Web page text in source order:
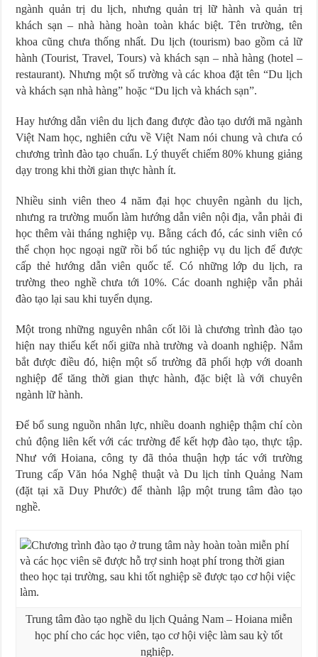
ngành quản trị du lịch, nhưng quản trị lữ hành và quản trị
khách sạn – nhà hàng hoàn toàn khác biệt. Tên trường, tên
khoa cũng chưa thống nhất. Du lịch (tourism) bao gồm cả lữ
hành (Tourist, Travel, Tours) và khách sạn – nhà hàng (hotel –
restaurant). Nhưng một số trường và các khoa đặt tên “Du lịch
và khách sạn nhà hàng” hoặc “Du lịch và khách sạn”.
Hay hướng dẫn viên du lịch đang được đào tạo dưới mã ngành
Việt Nam học, nghiên cứu về Việt Nam nói chung và chưa có
chương trình đào tạo chuẩn. Lý thuyết chiếm 80% khung giảng
dạy trong khi thời gian thực hành ít.
Nhiều sinh viên theo 4 năm đại học chuyên ngành du lịch,
nhưng ra trường muốn làm hướng dẫn viên nội địa, vẫn phải đi
học thêm vài tháng nghiệp vụ. Bằng cách đó, các sinh viên có
thể chọn học ngoại ngữ rồi bổ túc nghiệp vụ du lịch để được
cấp thẻ hướng dẫn viên quốc tế. Có những lớp du lịch, ra
trường theo nghề chưa tới 10%. Các doanh nghiệp vẫn phải
đào tạo lại sau khi tuyển dụng.
Một trong những nguyên nhân cốt lõi là chương trình đào tạo
hiện nay thiếu kết nối giữa nhà trường và doanh nghiệp. Nắm
bắt được điều đó, hiện một số trường đã phối hợp với doanh
nghiệp để tăng thời gian thực hành, đặc biệt là với chuyên
ngành lữ hành.
Để bổ sung nguồn nhân lực, nhiều doanh nghiệp thậm chí còn
chủ động liên kết với các trường để kết hợp đào tạo, thực tập.
Như với Hoiana, công ty đã thỏa thuận hợp tác với trường
Trung cấp Văn hóa Nghệ thuật và Du lịch tỉnh Quảng Nam
(đặt tại xã Duy Phước) để thành lập một trung tâm đào tạo
nghề.
Trung tâm đào tạo nghề du lịch Quảng Nam – Hoiana miễn
học phí cho các học viên, tạo cơ hội việc làm sau kỳ tốt
nghiệp.